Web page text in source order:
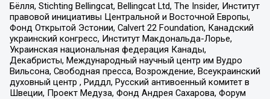
Бёлля, Stichting Bellingcat, Bellingcat Ltd, The Insider, Институт
правовой инициативы Центральной и Восточной Европы,
Фонд Открытой Эстонии, Calvert 22 Foundation, Канадский
украинский конгресс, Институт Макдональда-Лорье,
Украинская национальная федерация Канады,
Декабристы, Международный научный центр им Вудро
Вильсона, Свободная пресса, Возрождение, Всеукраинский
духовный центр , Риддл, Русский антивоенный комитет в
Швеции, Проект Медуза, Фонд Андрея Сахарова, Форум